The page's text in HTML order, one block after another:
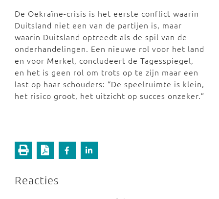
De Oekraïne-crisis is het eerste conflict waarin
Duitsland niet een van de partijen is, maar
waarin Duitsland optreedt als de spil van de
onderhandelingen. Een nieuwe rol voor het land
en voor Merkel, concludeert de Tagesspiegel,
en het is geen rol om trots op te zijn maar een
last op haar schouders: “De speelruimte is klein,
het risico groot, het uitzicht op succes onzeker.”
Reacties